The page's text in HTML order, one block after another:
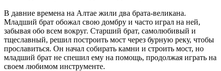
В давние времена на Алтае жили два брата-великана.
Младший брат обожал свою домбру и часто играл на ней,
забывая обо всем вокруг. Старший брат, самолюбивый и
тщеславный, решил построить мост через бурную реку, чтобы
прославиться. Он начал собирать камни и строить мост, но
младший брат не спешил ему на помощь, продолжая играть на
своем любимом инструменте.